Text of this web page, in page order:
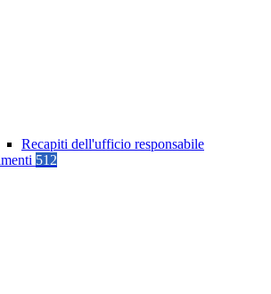
Recapiti dell'ufficio responsabile
512